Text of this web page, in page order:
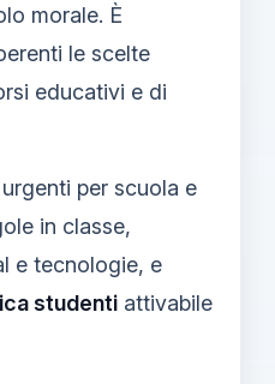
morale. È
le scelte
educativi e di
per scuola e
in classe,
e tecnologie, e
studenti attivabile